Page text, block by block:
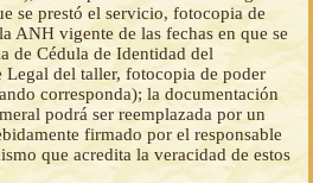
se prestó el servicio, fotocopia de
ANH vigente de las fechas en que se
de Cédula de Identidad del
Legal del taller, fotocopia de poder
corresponda); la documentación
podrá ser reemplazada por un
firmado por el responsable
que acredita la veracidad de estos